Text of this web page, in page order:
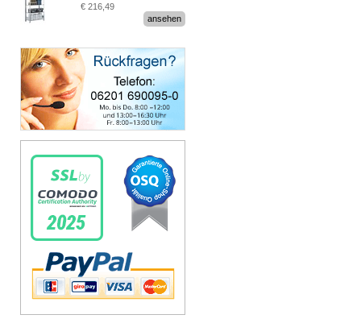
Stecksystem MultiPlus
€ 216,49
ansehen